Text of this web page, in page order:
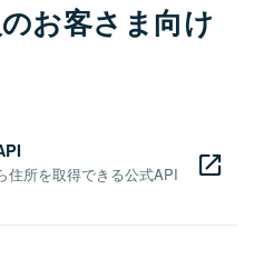
お客さま向け
住所を取得できる公式API